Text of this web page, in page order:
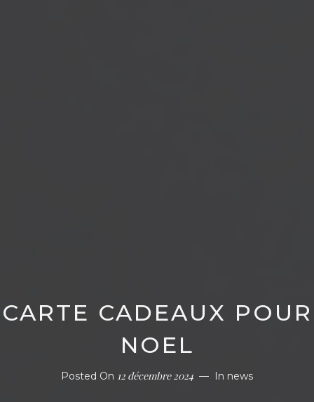
CARTE CADEAUX POUR
NOEL
Posted On 12 décembre 2024 In news